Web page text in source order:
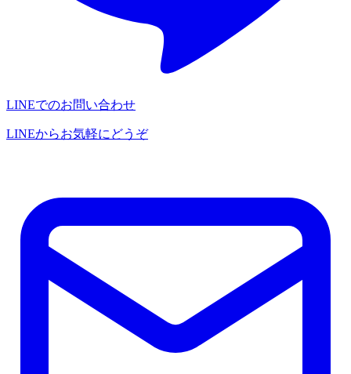
LINEでのお問い合わせ
LINEからお気軽にどうぞ